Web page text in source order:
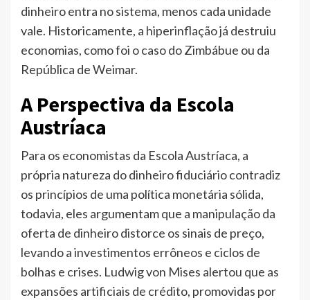
dinheiro entra no sistema, menos cada unidade
vale. Historicamente, a hiperinflação já destruiu
economias, como foi o caso do Zimbábue ou da
República de Weimar.
A Perspectiva da Escola
Austríaca
Para os economistas da Escola Austríaca, a
própria natureza do dinheiro fiduciário contradiz
os princípios de uma política monetária sólida,
todavia, eles argumentam que a manipulação da
oferta de dinheiro distorce os sinais de preço,
levando a investimentos errôneos e ciclos de
bolhas e crises. Ludwig von Mises alertou que as
expansões artificiais de crédito, promovidas por